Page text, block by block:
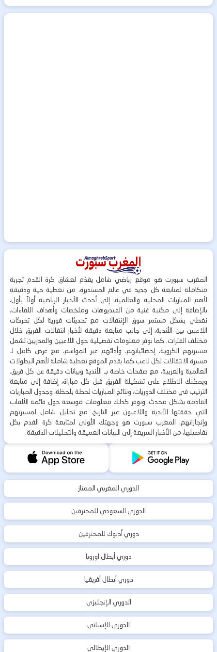
المغرب سبورت هو موقع رياضي شامل يقدّم لعشاق كرة القدم تجربة
متكاملة لمتابعة كل جديد في عالم المستديرة، من تغطية حية ودقيقة
لأهم المباريات المحلية والعالمية، إلى أحدث الأخبار الرياضية أولاً بأول،
بالإضافة إلى مكتبة غنية من الفيديوهات وملخصات وأهداف اللقاءات.
نغطي بشكل مستمر سوق الإنتقالات مع تحديثات فورية لكل تحركات
اللاعبين بين الأندية، إلى جانب متابعة دقيقة لأخبار انتقالات الفريق خلال
مختلف الفترات. كما نوفر معلومات تفصيلية حول اللاعبين والمدربين تشمل
مسيرتهم الكروية، إحصائياتهم، وأدائهم عبر المواسم، مع عرض كامل لـ
مسيرة الانتقالات لكل لاعب.كما يقدم الموقع تغطية شاملة لأهم البطولات
العالمية والعربية، مع صفحات خاصة بـ الأندية وبيانات دقيقة عن كل فريق.
ويمكنك الاطلاع على تشكيلة الفريق قبل كل مباراة، إضافة إلى متابعة
الترتيب في مختلف الدوريات، ونتائج المباريات لحظة بلحظة، وجدول المباريات
القادمة بشكل محدث. ونوفر كذلك معلومات موسعة حول قائمة الألقاب
التي حققتها الأندية واللاعبون عبر التاريخ، مع تحليل شامل لمسيرتهم
وإنجازاتهم. المغرب سبورت هو وجهتك الأولى لمتابعة كرة القدم بكل
تفاصيلها، من الأخبار السريعة إلى البيانات العميقة والتحليلات الدقيقة.
الدوري المغربي الممتاز
الدوري السعودي للمحترفين
دوري أدنوك للمحترفين
دوري أبطال اوروبا
دوري أبطال أفريقيا
الدوري الإنجليزي
الدوري الإسباني
الدوري الإيطالي